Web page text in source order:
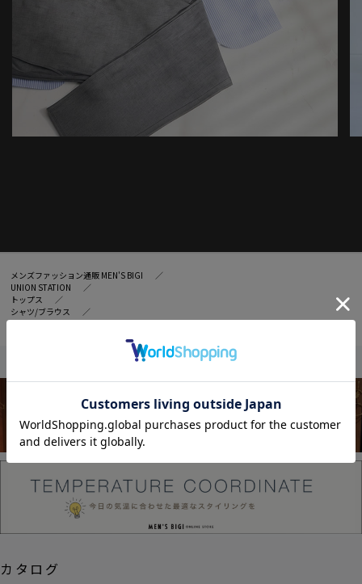
メンズファッション通販 MEN'S BIGI
UNION STATION
トップス
シャツ/ブラウス
ハニカムジャージーハーフスリーブシャツ＜ストレッチ・ハンドウォッシャブル＞
カタログ